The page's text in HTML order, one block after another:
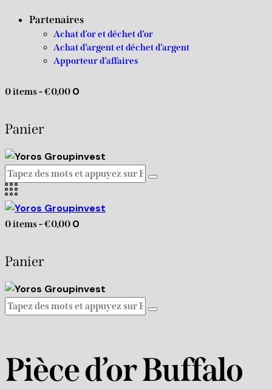
Partenaires
Achat d’or et déchet d’or
Achat d’argent et déchet d’argent
Apporteur d’affaires
0 items-€0,00 0
Panier
0 items-€0,00 0
Panier
Pièce d’or Buffalo